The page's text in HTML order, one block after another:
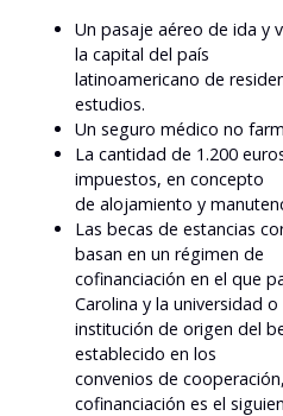
Un pasaje aéreo de ida y
la capital del país
latinoamericano de
estudios.
Un seguro médico no
La cantidad de 1.200
impuestos, en concepto
de alojamiento y
Las becas de estancias
basan en un régimen de
cofinanciación en el que
Carolina y la universidad o
institución de origen del
establecido en los
convenios de
cofinanciación es el